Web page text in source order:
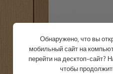
Обнаружено, что вы
мобильный сайт на
перейти на десктоп-сайт?
чтобы